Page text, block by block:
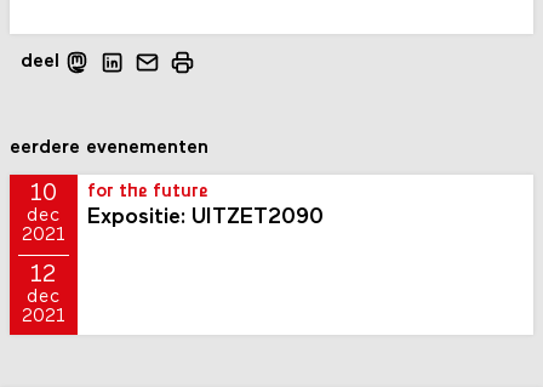
deel
eerdere evenementen
10
dec
2021
12
dec
2021
for the future
Expositie: UITZET2090